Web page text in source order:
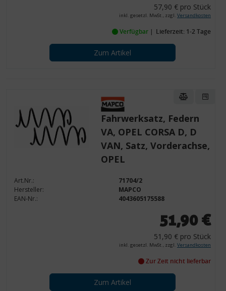
57,90 € pro Stück
inkl. gesetzl. MwSt., zzgl. Versandkosten
Verfügbar Lieferzeit: 1-2 Tage
Zum Artikel
Fahrwerksatz, Federn
VA, OPEL CORSA D, D
VAN, Satz, Vorderachse,
OPEL
Art.Nr.:
71704/2
Hersteller:
MAPCO
EAN-Nr.:
4043605175588
51,90 €
51,90 € pro Stück
inkl. gesetzl. MwSt., zzgl. Versandkosten
Zur Zeit nicht lieferbar
Zum Artikel